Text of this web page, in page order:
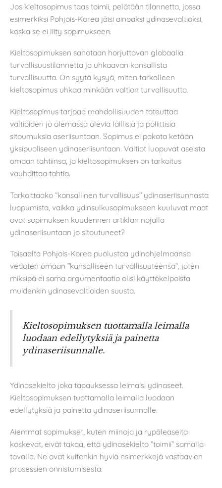
Jos kieltosopimus taas toimii, pelätään tilannetta, jossa
esimerkiksi Pohjois-Korea jäisi ainoaksi ydinasevaltioksi,
koska se ei liity sopimukseen.
Kieltosopimuksen sanotaan horjuttavan globaalia
turvallisuustilannetta ja uhkaavan kansallista
turvallisuutta. On syytä kysyä, miten tarkalleen
kieltosopimus uhkaa minkään valtion turvallisuutta.
Kieltosopimus tarjoaa mahdollisuuden toteuttaa
valtioiden jo olemassa olevia laillisia ja poliittisia
sitoumuksia aseriisuntaan. Sopimus ei pakota ketään
yksipuoliseen ydinaseriisuntaan. Valtiot luopuvat aseista
omaan tahtiinsa, ja kieltosopimuksen on tarkoitus
vauhdittaa tahtia.
Tarkoittaako ”kansallinen turvallisuus” ydinaseriisunnasta
luopumista, vaikka ydinsulkusopimukseen kuuluvat maat
ovat sopimuksen kuudennen artiklan nojalla
ydinaseriisuntaan jo sitoutuneet?
Toisaalta Pohjois-Korea puolustaa ydinohjelmaansa
vedoten omaan ”kansalliseen turvallisuuteensa”, joten
miksipä ei sama argumentaatio olisi käyttökelpoista
muidenkin ydinasevaltioiden suusta.
Kieltosopimuksen tuottamalla leimalla
luodaan edellytyksiä ja painetta
ydinaseriisunnalle.
Ydinasekielto joka tapauksessa leimaisi ydinaseet.
Kieltosopimuksen tuottamalla leimalla luodaan
edellytyksiä ja painetta ydinaseriisunnalle.
Aiemmat sopimukset, kuten miinoja ja rypäleaseita
koskevat, eivät takaa, että ydinasekielto ”toimii” samalla
tavalla. Ne ovat kuitenkin hyviä esimerkkejä vastaavien
prosessien onnistumisesta.